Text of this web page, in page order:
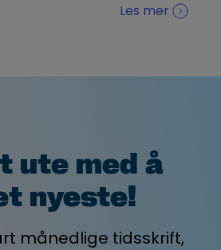
Les mer
ute med å
nyeste!
månedlige tidsskrift,